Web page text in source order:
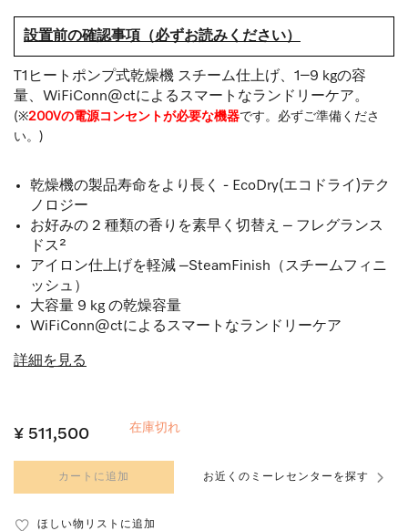
設置前の確認事項（必ずお読みください）
T1ヒートポンプ式乾燥機 スチーム仕上げ、1–9 kgの容
量、WiFiConn@ctによるスマートなランドリーケア。
(※200Vの電源コンセントが必要な機器です。必ずご準備くださ
い。)
乾燥機の製品寿命をより長く - EcoDry(エコドライ)テク
ノロジー
お好みの 2 種類の香りを素早く切替え – フレグランス
ドス²
アイロン仕上げを軽減 –SteamFinish（スチームフィニ
ッシュ）
大容量 9 kg の乾燥容量
WiFiConn@ctによるスマートなランドリーケア
詳細を見る
¥ 511,500 在庫切れ
カートに追加 お近くのミーレセンターを探す
ほしい物リストに追加